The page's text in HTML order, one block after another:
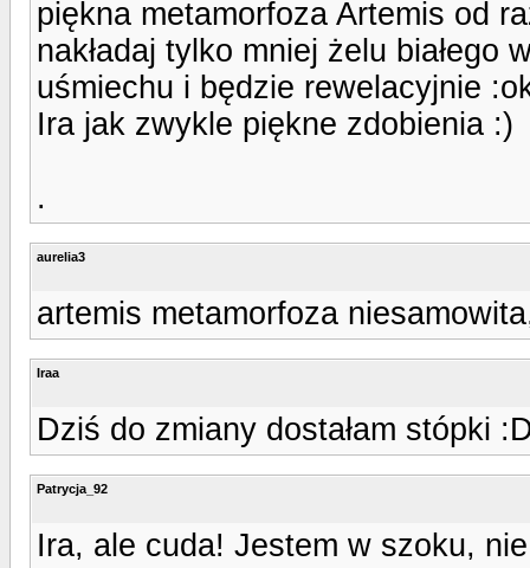
piękna metamorfoza Artemis od
nakładaj tylko mniej żelu
uśmiechu i będzie rewelacyjnie
Ira jak zwykle piękne zdobienia :)
.
aurelia3
artemis metamorfoza
Iraa
Dziś do zmiany dostałam stópki
Patrycja_92
Ira, ale cuda! Jestem w szoku,